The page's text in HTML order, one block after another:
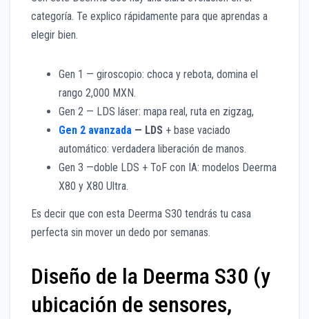
categoría. Te explico rápidamente para que aprendas a
elegir bien.
Gen 1 — giroscopio: choca y rebota, domina el
rango 2,000 MXN.
Gen 2 — LDS láser: mapa real, ruta en zigzag,
Gen 2 avanzada — LDS + base vaciado
automático: verdadera liberación de manos.
Gen 3 —doble LDS + ToF con IA: modelos Deerma
X80 y X80 Ultra.
Es decir que con esta Deerma S30 tendrás tu casa
perfecta sin mover un dedo por semanas.
Diseño de la Deerma S30 (y
ubicación de sensores,